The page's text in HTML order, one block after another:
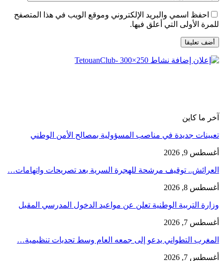
احفظ اسمي والبريد الإلكتروني وموقع الويب في هذا المتصفح
للمرة الأولى التي أعلق فيها.
آخر ما كاين
تعيينات جديدة في مناصب المسؤولية بمصالح الأمن الوطني
أغسطس 9, 2026
العرائش.. توقيف مرشحة للهجرة السرية بعد تصريحات واتهامات…
أغسطس 8, 2026
وزارة التربية الوطنية تعلن عن مواعيد الدخول المدرسي المقبل
أغسطس 7, 2026
المغرب التطواني يدعو إلى جمعه العام وسط تحديات تنظيمية…
أغسطس 7, 2026